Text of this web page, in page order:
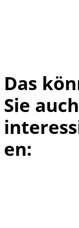
Das
Sie auch
en: